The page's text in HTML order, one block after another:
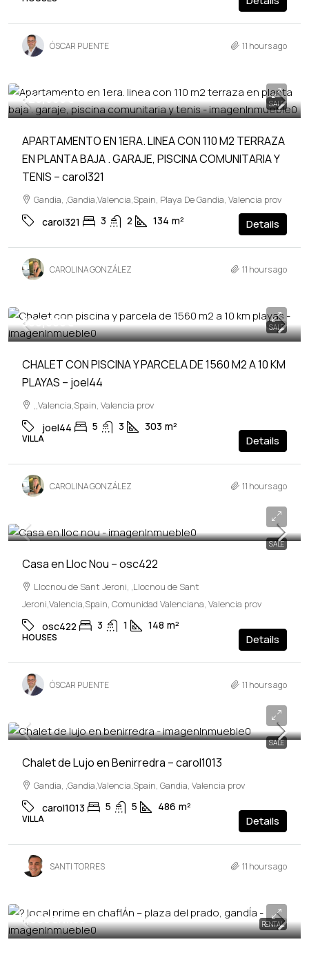
ÓSCAR PUENTE 11 hours ago
SALE
520,000€
APARTAMENTO EN 1ERA. LINEA CON 110 M2 TERRAZA
EN PLANTA BAJA . GARAJE, PISCINA COMUNITARIA Y
TENIS – carol321
Gandia, ,Gandia,Valencia,Spain, Playa De Gandia, Valencia prov
carol321 3 2 134 m² Details
CAROLINA GONZÁLEZ 11 hours ago
SALE
560,000€
CHALET CON PISCINA Y PARCELA DE 1560 M2 A 10 KM
PLAYAS – joel44
,,Valencia,Spain, Valencia prov
joel44 5 3 303 m²
VILLA Details
CAROLINA GONZÁLEZ 11 hours ago
SALE
94,000€
Casa en Lloc Nou – osc422
Llocnou de Sant Jeroni, ,Llocnou de Sant
Jeroni,Valencia,Spain, Comunidad Valenciana, Valencia prov
osc422 3 1 148 m²
HOUSES Details
ÓSCAR PUENTE 11 hours ago
SALE
1,600,000€
Chalet de Lujo en Benirredra – carol1013
Gandia, ,Gandia,Valencia,Spain, Gandia, Valencia prov
carol1013 5 5 486 m²
VILLA Details
SANTI TORRES 11 hours ago
RENTAL
1,000€/mes